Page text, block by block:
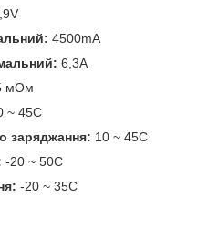
4500mA
6,3A
мОм
~ 45С
заряджання: 10 ~ 45С
-20 ~ 50С
-20 ~ 35С